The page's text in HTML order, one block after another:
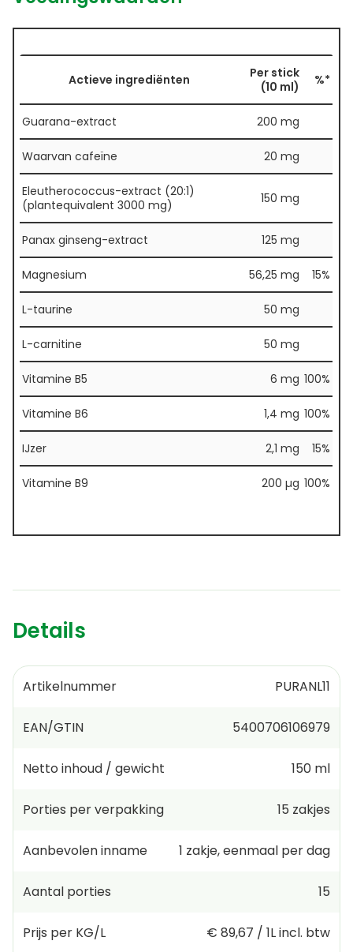
Details
Artikelnummer PURANL11
EAN/GTIN 5400706106979
Netto inhoud / gewicht 150 ml
Porties per verpakking 15 zakjes
Aanbevolen inname 1 zakje,eenmaal per dag
Aantal porties 15
Prijs per KG/L € 89,67 / 1Lincl. btw
Actieve ingrediënten
Per stick
(10 ml)
%*
Guarana-extract 200 mg
Waarvan cafeïne 20 mg
Eleutherococcus-extract (20:1)
(plantequivalent 3000 mg)
150 mg
Panax ginseng-extract 125 mg
Magnesium 56,25 mg 15%
L-taurine 50 mg
L-carnitine 50 mg
Vitamine B5 6 mg 100%
Vitamine B6 1,4 mg 100%
IJzer 2,1 mg 15%
Vitamine B9 200 µg 100%